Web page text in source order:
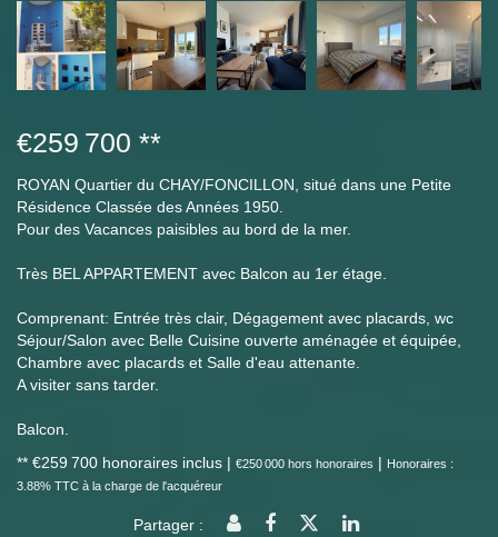
€259 700 **
ROYAN Quartier du CHAY/FONCILLON, situé dans une Petite
Résidence Classée des Années 1950.
Pour des Vacances paisibles au bord de la mer.
Très BEL APPARTEMENT avec Balcon au 1er étage.
Comprenant: Entrée très clair, Dégagement avec placards, wc
Séjour/Salon avec Belle Cuisine ouverte aménagée et équipée,
Chambre avec placards et Salle d'eau attenante.
A visiter sans tarder.
Balcon.
** €259 700 honoraires inclus | €250 000 hors honoraires | Honoraires :
3.88% TTC à la charge de l'acquéreur
Partager :